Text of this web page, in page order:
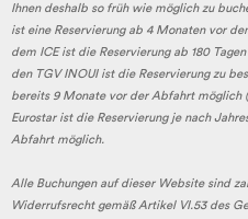
Ihnen deshalb so früh wie möglich zu
ist eine Reservierung ab 4 Monaten vor
dem ICE ist die Reservierung ab 180
den TGV INOUI ist die Reservierung zu
bereits 9 Monate vor der Abfahrt möglich
Eurostar ist die Reservierung je nach
Abfahrt möglich.
Alle Buchungen auf dieser Website sind
Widerrufsrecht gemäß Artikel VI.53 des